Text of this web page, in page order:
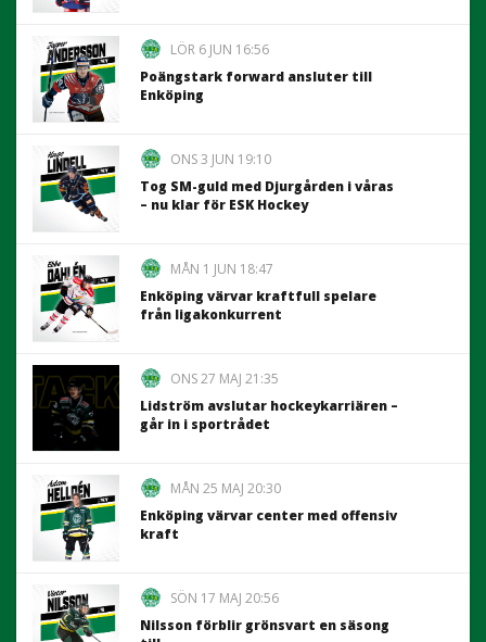
LÖR 6 JUN 16:56
Poängstark forward ansluter till
Enköping
ONS 3 JUN 19:10
Tog SM-guld med Djurgården i våras
– nu klar för ESK Hockey
MÅN 1 JUN 18:47
Enköping värvar kraftfull spelare
från ligakonkurrent
ONS 27 MAJ 21:35
Lidström avslutar hockeykarriären –
går in i sportrådet
MÅN 25 MAJ 20:30
Enköping värvar center med offensiv
kraft
SÖN 17 MAJ 20:56
Nilsson förblir grönsvart en säsong